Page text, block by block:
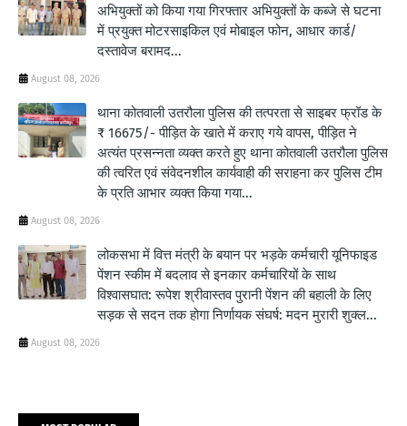
अभियुक्तों को किया गया गिरफ्तार अभियुक्तों के कब्जे से घटना
में प्रयुक्त मोटरसाइकिल एवं मोबाइल फोन, आधार कार्ड/
दस्तावेज बरामद...
August 08, 2026
थाना कोतवाली उतरौला पुलिस की तत्परता से साइबर फ्रॉड के
₹ 16675/- पीड़ित के खाते में कराए गये वापस, पीड़ित ने
अत्यंत प्रसन्नता व्यक्त करते हुए थाना कोतवाली उतरौला पुलिस
की त्वरित एवं संवेदनशील कार्यवाही की सराहना कर पुलिस टीम
के प्रति आभार व्यक्त किया गया...
August 08, 2026
लोकसभा में वित्त मंत्री के बयान पर भड़के कर्मचारी यूनिफाइड
पेंशन स्कीम में बदलाव से इनकार कर्मचारियों के साथ
विश्वासघात: रूपेश श्रीवास्तव पुरानी पेंशन की बहाली के लिए
सड़क से सदन तक होगा निर्णायक संघर्ष: मदन मुरारी शुक्ल...
August 08, 2026